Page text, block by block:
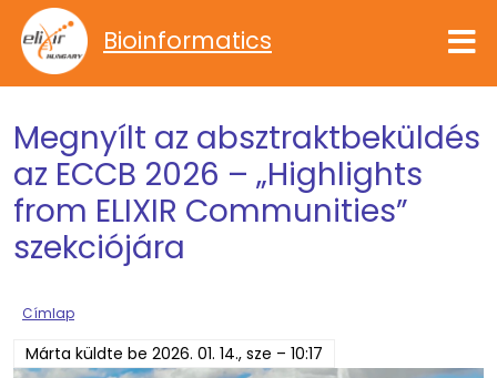
Ugrás a tartalomra
Bioinformatics
Megnyílt az absztraktbeküldés
az ECCB 2026 – „Highlights
from ELIXIR Communities”
szekciójára
Címlap
Márta küldte be 2026. 01. 14., sze – 10:17